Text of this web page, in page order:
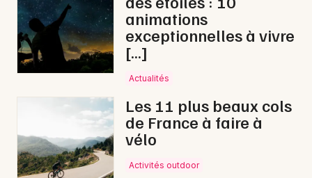
Fête de la musique dans les Pays de la Loire
Newsletter des sorties
Artistes en tournée
animations
exceptionnelles à vivre
[…]
Actualités
Les 11 plus beaux cols
de France à faire à
vélo
Activités outdoor